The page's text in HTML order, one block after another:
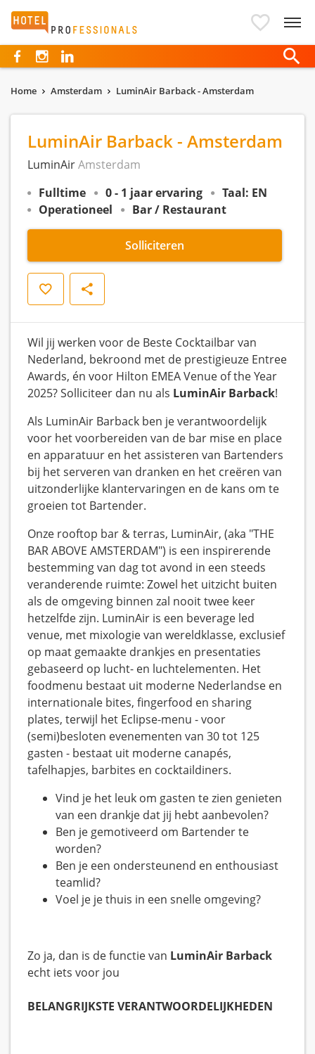
Hotelprofessionals
Home Amsterdam LuminAir Barback - Amsterdam
LuminAir Barback - Amsterdam
LuminAirAmsterdam
Fulltime
0 - 1 jaar ervaring
Taal: EN
Operationeel
Bar / Restaurant
Solliciteren
Opslaan Delen
Wil jij werken voor de Beste Cocktailbar van
Nederland, bekroond met de prestigieuze Entree
Awards, én voor Hilton EMEA Venue of the Year
2025? Solliciteer dan nu als LuminAir Barback!
Als LuminAir Barback ben je verantwoordelijk
voor het voorbereiden van de bar mise en place
en apparatuur en het assisteren van Bartenders
bij het serveren van dranken en het creëren van
uitzonderlijke klantervaringen en de kans om te
groeien tot Bartender.
Onze rooftop bar & terras, LuminAir, (aka "THE
BAR ABOVE AMSTERDAM") is een inspirerende
bestemming van dag tot avond in een steeds
veranderende ruimte: Zowel het uitzicht buiten
als de omgeving binnen zal nooit twee keer
hetzelfde zijn. LuminAir is een beverage led
venue, met mixologie van wereldklasse, exclusief
op maat gemaakte drankjes en presentaties
gebaseerd op lucht- en luchtelementen. Het
foodmenu bestaat uit moderne Nederlandse en
internationale bites, fingerfood en sharing
plates, terwijl het Eclipse-menu - voor
(semi)besloten evenementen van 30 tot 125
gasten - bestaat uit moderne canapés,
tafelhapjes, barbites en cocktaildiners.
Vind je het leuk om gasten te zien genieten
van een drankje dat jij hebt aanbevolen?
Ben je gemotiveerd om Bartender te
worden?
Ben je een ondersteunend en enthousiast
teamlid?
Voel je je thuis in een snelle omgeving?
Zo ja, dan is de functie van LuminAir Barback
echt iets voor jou
BELANGRIJKSTE VERANTWOORDELIJKHEDEN